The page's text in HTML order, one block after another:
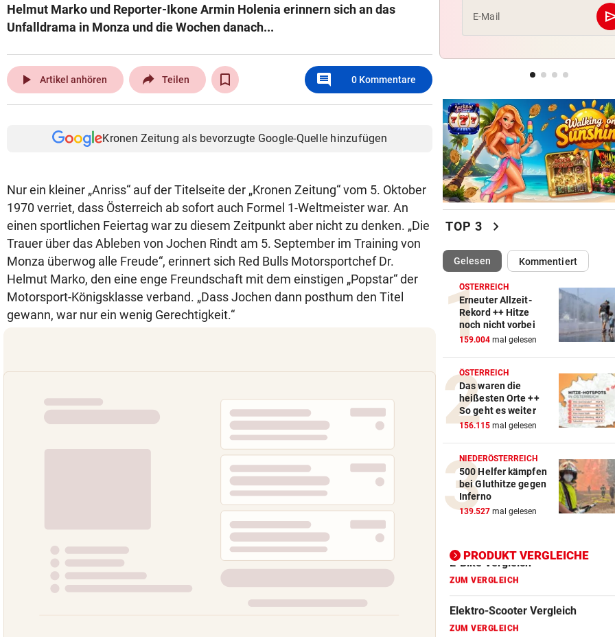
Helmut Marko und Reporter-Ikone Armin Holenia erinnern sich an das
Unfalldrama in Monza und die Wochen danach...
play_arrow Artikel anhören Teilen comment 0 Kommentare
Kronen Zeitung als bevorzugte Google-Quelle hinzufügen
Nur ein kleiner „Anriss“ auf der Titelseite der „Kronen Zeitung“ vom 5. Oktober
1970 verriet, dass Österreich ab sofort auch Formel 1-Weltmeister war. An
einen sportlichen Feiertag war zu diesem Zeitpunkt aber nicht zu denken. „Die
Trauer über das Ableben von Jochen Rindt am 5. September im Training von
Monza überwog alle Freude“, erinnert sich Red Bulls Motorsportchef Dr.
Helmut Marko, den eine enge Freundschaft mit dem einstigen „Popstar“ der
Motorsport-Königsklasse verband. „Dass Jochen dann posthum den Titel
gewann, war nur ein wenig Gerechtigkeit.“
vor
Champions Tour!
Ungewöhnlich! Warum Rapid
schon um 18 Uhr spielt
E-Mail
TOP 3 chevron_right
Gelesen(ausgewählt)Kommentiert
ÖSTERREICH
Erneuter Allzeit-
Rekord ++ Hitze
noch nicht vorbei
159.004 mal gelesen
ÖSTERREICH
Das waren die
heißesten Orte ++
So geht es weiter
156.115 mal gelesen
NIEDERÖSTERREICH
500 Helfer kämpfen
bei Gluthitze gegen
Inferno
139.527 mal gelesen
PRODUKT VERGLEICHE
Action-Cam Vergleich
ZUM VERGLEICH
Crosstrainer Vergleich
ZUM VERGLEICH
ZUM VERGLEICH
Elektro-Scooter Vergleich
ZUM VERGLEICH
ZUM VERGLEICH
Fahrrad Test
Fahrradanhänger Vergleich